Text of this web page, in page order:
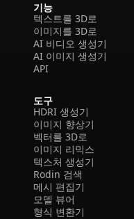
기능
텍스트를 3D로
이미지를 3D로
AI 비디오 생성기
AI 이미지 생성기
API
도구
HDRI 생성기
이미지 향상기
벡터를 3D로
이미지 리믹스
텍스처 생성기
Rodin 검색
메시 편집기
모델 뷰어
형식 변환기